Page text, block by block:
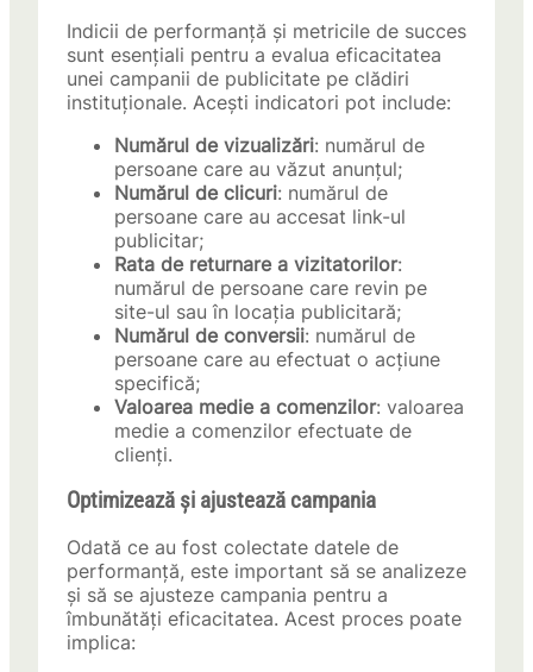
Indicii de performanță și metricile de succes
sunt esențiali pentru a evalua eficacitatea
unei campanii de publicitate pe clădiri
instituționale. Acești indicatori pot include:
Numărul de vizualizări: numărul de
persoane care au văzut anunțul;
Numărul de clicuri: numărul de
persoane care au accesat link-ul
publicitar;
Rata de returnare a vizitatorilor:
numărul de persoane care revin pe
site-ul sau în locația publicitară;
Numărul de conversii: numărul de
persoane care au efectuat o acțiune
specifică;
Valoarea medie a comenzilor: valoarea
medie a comenzilor efectuate de
clienți.
Optimizează și ajustează campania
Odată ce au fost colectate datele de
performanță, este important să se analizeze
și să se ajusteze campania pentru a
îmbunătăți eficacitatea. Acest proces poate
implica: